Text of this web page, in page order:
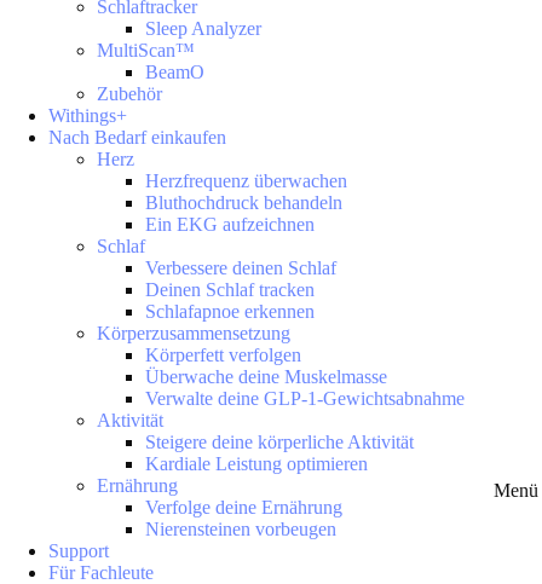
Menü
Schlaftracker
Sleep Analyzer
MultiScan™
BeamO
Zubehör
Withings+
Nach Bedarf einkaufen
Herz
Herzfrequenz überwachen
Bluthochdruck behandeln
Ein EKG aufzeichnen
Schlaf
Verbessere deinen Schlaf
Deinen Schlaf tracken
Schlafapnoe erkennen
Körperzusammensetzung
Körperfett verfolgen
Überwache deine Muskelmasse
Verwalte deine GLP-1-Gewichtsabnahme
Aktivität
Steigere deine körperliche Aktivität
Kardiale Leistung optimieren
Ernährung
Verfolge deine Ernährung
Nierensteinen vorbeugen
Support
Für Fachleute